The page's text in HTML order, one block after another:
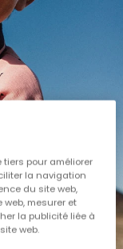
tiers pour améliorer
la navigation
du site web,
mesurer et
la publicité liée à
web.